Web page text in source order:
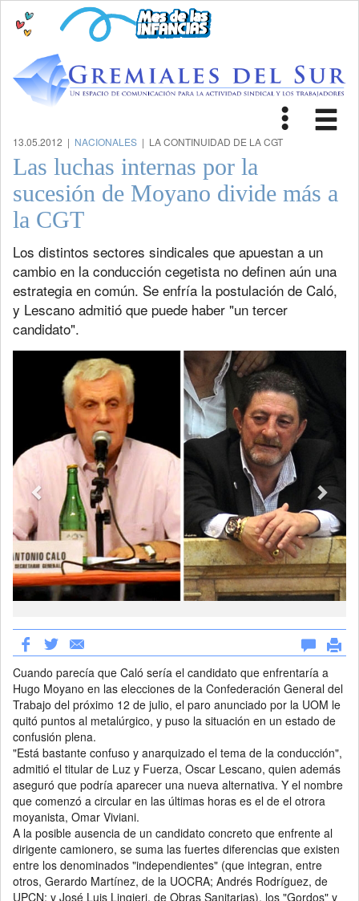
Toggle
13.05.2012 | NACIONALES | LA CONTINUIDAD DE LA CGT
Las luchas internas por la
sucesión de Moyano divide más a
la CGT
Los distintos sectores sindicales que apuestan a un
cambio en la conducción cegetista no definen aún una
estrategia en común. Se enfría la postulación de Caló,
y Lescano admitió que puede haber "un tercer
candidato".
Previous
Cuando parecía que Caló sería el candidato que enfrentaría a
Hugo Moyano en las elecciones de la Confederación General del
Trabajo del próximo 12 de julio, el paro anunciado por la UOM le
quitó puntos al metalúrgico, y puso la situación en un estado de
confusión plena.
"Está bastante confuso y anarquizado el tema de la conducción",
admitió el titular de Luz y Fuerza, Oscar Lescano, quien además
aseguró que podría aparecer una nueva alternativa. Y el nombre
que comenzó a circular en las últimas horas es el de el otrora
moyanista, Omar Viviani.
A la posible ausencia de un candidato concreto que enfrente al
dirigente camionero, se suma las fuertes diferencias que existen
entre los denominados "independientes" (que integran, entre
otros, Gerardo Martínez, de la UOCRA; Andrés Rodríguez, de
UPCN; y José Luis Lingieri, de Obras Sanitarias), los "Gordos" y